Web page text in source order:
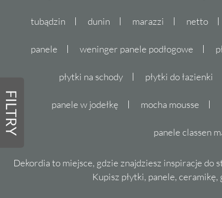
FILTRY
tubądzin dunin marazzi netto
panele weninger panele podłogowe
płytki na schody płytki do łazienki
panele w jodełkę mocha mousse
panele classen
Dekordia to miejsce, gdzie znajdziesz inspiracje do
Kupisz płytki, panele,